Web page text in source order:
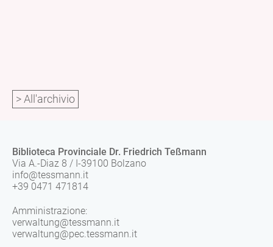
> All'archivio
Biblioteca Provinciale Dr. Friedrich Teßmann
Via A.-Diaz 8 / I-39100 Bolzano
info@tessmann.it
+39 0471 471814
Amministrazione:
verwaltung@tessmann.it
verwaltung@pec.tessmann.it